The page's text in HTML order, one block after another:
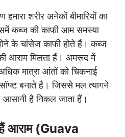
शरीर अनेकों बीमारियों का
कब्ज की काफी आम समस्या
के चांसेज काफी होते हैं। कब्ज
आराम मिलता हैं। अमरूद में
मात्रा आंतों को चिकनाई
बनाते है। जिससे मल त्यागने
है निकल जाता हैं।
हैं आराम (Guava